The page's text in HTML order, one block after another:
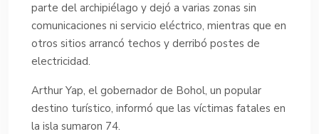
parte del archipiélago y dejó a varias zonas sin
comunicaciones ni servicio eléctrico, mientras que en
otros sitios arrancó techos y derribó postes de
electricidad.
Arthur Yap, el gobernador de Bohol, un popular
destino turístico, informó que las víctimas fatales en
la isla sumaron 74.